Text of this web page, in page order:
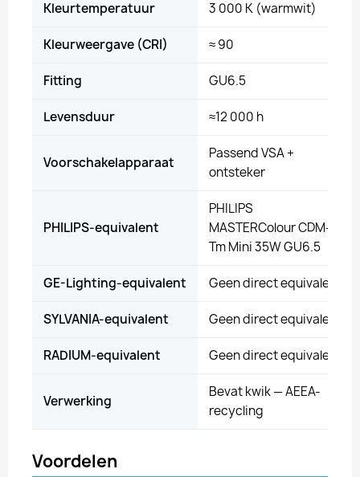
Kleurtemperatuur 3 000 K (warmwit)
Kleurweergave (CRI) ≈ 90
Fitting GU6.5
Levensduur ≈12 000 h
Voorschakelapparaat
Passend VSA +
ontsteker
PHILIPS-equivalent
PHILIPS
MASTERColour CDM-
Tm Mini 35W GU6.5
GE-Lighting-equivalent Geen direct equivalent
SYLVANIA-equivalent Geen direct equivalent
RADIUM-equivalent Geen direct equivalent
Verwerking
Bevat kwik — AEEA-
recycling
Voordelen